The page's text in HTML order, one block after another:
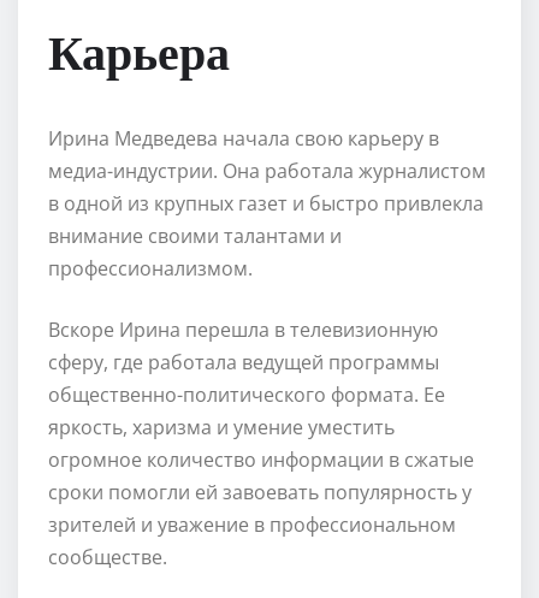
Карьера
Ирина Медведева начала свою карьеру в
медиа-индустрии. Она работала журналистом
в одной из крупных газет и быстро привлекла
внимание своими талантами и
профессионализмом.
Вскоре Ирина перешла в телевизионную
сферу, где работала ведущей программы
общественно-политического формата. Ее
яркость, харизма и умение уместить
огромное количество информации в сжатые
сроки помогли ей завоевать популярность у
зрителей и уважение в профессиональном
сообществе.